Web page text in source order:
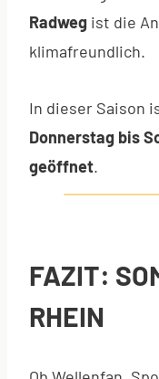
Radweg ist die
klimafreundlich.
In dieser Saison
Donnerstag bis
geöffnet.
FAZIT:
RHEIN